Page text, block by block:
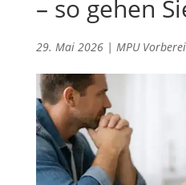
– so gehen
29. Mai 2026| MPU